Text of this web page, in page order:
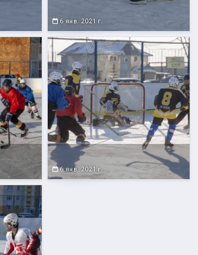
6 янв. 2021 г.
6 янв. 2021 г.